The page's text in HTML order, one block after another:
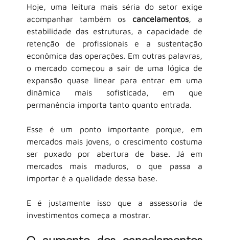
Hoje, uma leitura mais séria do setor exige
acompanhar também os
cancelamentos, a
estabilidade das estruturas, a capacidade de
retenção de profissionais e a sustentação
econômica das operações. Em outras palavras,
o mercado começou a sair de uma lógica de
expansão quase linear para entrar em uma
dinâmica mais sofisticada, em que
permanência importa tanto quanto entrada.
Esse é um ponto importante porque, em
mercados mais jovens, o crescimento costuma
ser puxado por abertura de base. Já em
mercados mais maduros, o que passa a
importar é a qualidade dessa base.
E é justamente isso que a assessoria de
investimentos começa a mostrar.